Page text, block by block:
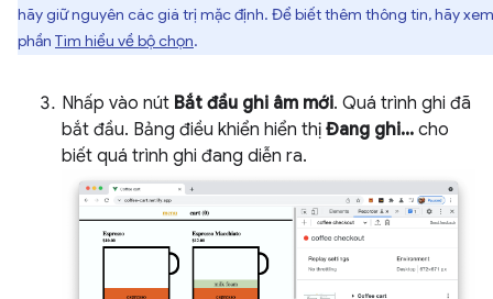
hãy giữ nguyên các giá trị mặc định. Để biết thêm thông tin, hãy xem
phần Tìm hiểu về bộ chọn.
Nhấp vào nút Bắt đầu ghi âm mới. Quá trình ghi đã
bắt đầu. Bảng điều khiển hiển thị Đang ghi... cho
biết quá trình ghi đang diễn ra.